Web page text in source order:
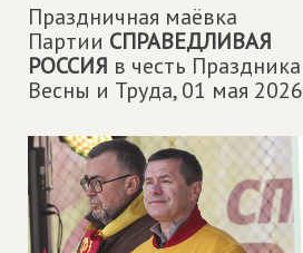
Праздничная маëвка
Партии СПРАВЕДЛИВАЯ
РОССИЯ в честь Праздника
Весны и Труда,01 мая 2026